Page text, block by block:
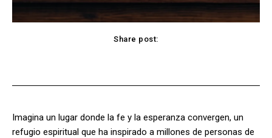
Share post:
Imagina un lugar donde la fe y la esperanza convergen, un
refugio espiritual que ha inspirado a millones de personas de